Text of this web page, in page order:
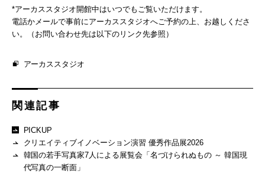
*アーカススタジオ開館中はいつでもご覧いただけます。
電話かメールで事前にアーカススタジオへご予約の上、お越しくださ
い。（お問い合わせ先は以下のリンク先参照）
アーカススタジオ
関連記事
PICKUP
クリエイティブイノベーション演習 優秀作品展2026
韓国の若手写真家7人による展覧会「名づけられぬもの ～ 韓国現
代写真の一断面」